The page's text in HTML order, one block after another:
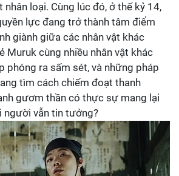
nhân loại. Cùng lúc đó, ở thế kỷ 14,
lực đang trở thành tâm điểm
giành giữa các nhân vật khác
Muruk cùng nhiều nhân vật khác
phóng ra sấm sét, và những pháp
tìm cách chiếm đoạt thanh
gươm thần có thực sự mang lại
người vẫn tin tưởng?